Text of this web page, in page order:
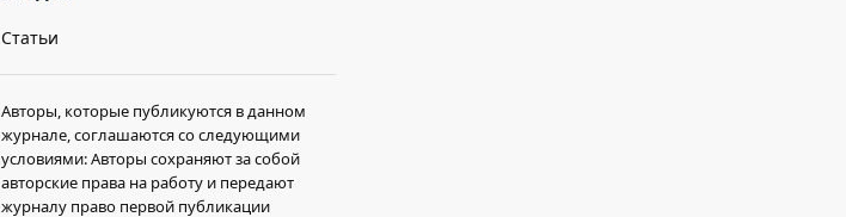
Статьи
Авторы, которые публикуются в данном
журнале, соглашаются со следующими
условиями: Авторы сохраняют за собой
авторские права на работу и передают
журналу право первой публикации